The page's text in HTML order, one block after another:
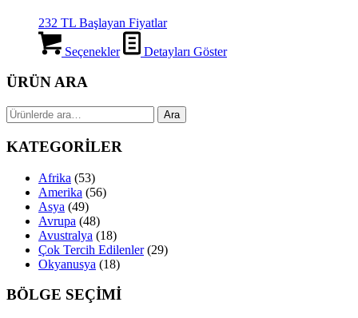
232 TL Başlayan Fiyatlar
Seçenekler Detayları Göster
ÜRÜN ARA
Ara: Ara
KATEGORİLER
Afrika (53)
Amerika (56)
Asya (49)
Avrupa (48)
Avustralya (18)
Çok Tercih Edilenler (29)
Okyanusya (18)
BÖLGE SEÇİMİ